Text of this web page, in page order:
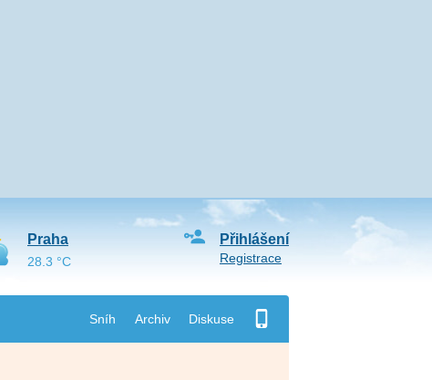
Sníh Archiv Diskuse
Přihlášení
Registrace
Praha
28.3 °C